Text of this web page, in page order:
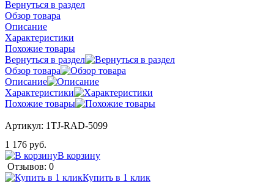
Вернуться в раздел
Обзор товара
Описание
Характеристики
Похожие товары
Вернуться в раздел
Обзор товара
Описание
Характеристики
Похожие товары
Артикул: 1TJ-RAD-5099
1 176 руб.
В корзину
Отзывов: 0
Купить в 1 клик